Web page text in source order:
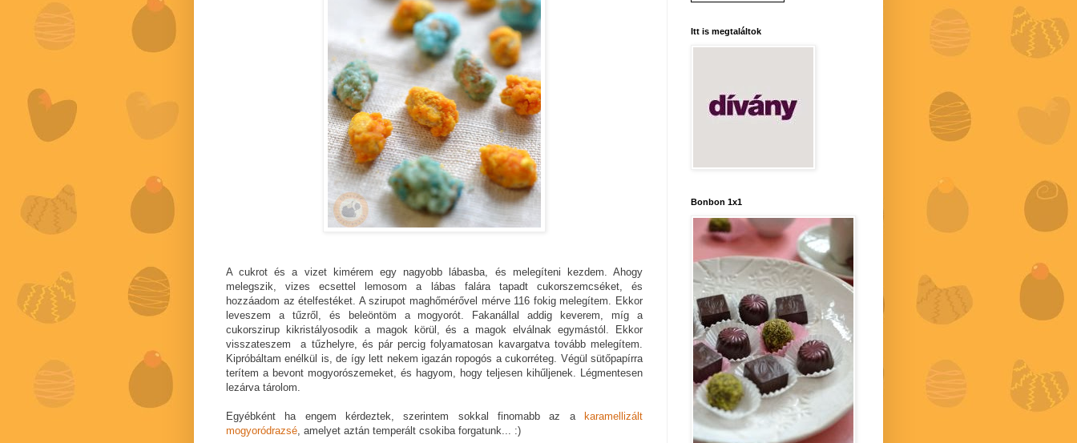
A cukrot és a vizet kimérem egy nagyobb lábasba, és melegíteni kezdem. Ahogy
melegszik, vizes ecsettel lemosom a lábas falára tapadt cukorszemcséket, és
hozzáadom az ételfestéket. A szirupot maghőmérővel mérve 116 fokig melegítem. Ekkor
leveszem a tűzről, és beleöntöm a mogyorót. Fakanállal addig keverem, míg a
cukorszirup kikristályosodik a magok körül, és a magok elválnak egymástól. Ekkor
visszateszem a tűzhelyre, és pár percig folyamatosan kavargatva tovább melegítem.
Kipróbáltam enélkül is, de így lett nekem igazán ropogós a cukorréteg. Végül sütőpapírra
terítem a bevont mogyorószemeket, és hagyom, hogy teljesen kihűljenek. Légmentesen
lezárva tárolom.
Egyébként ha engem kérdeztek, szerintem sokkal finomabb az a
karamellizált
mogyoródrazsé, amelyet aztán temperált csokiba forgatunk... :)
Itt is megtaláltok
Bonbon 1x1